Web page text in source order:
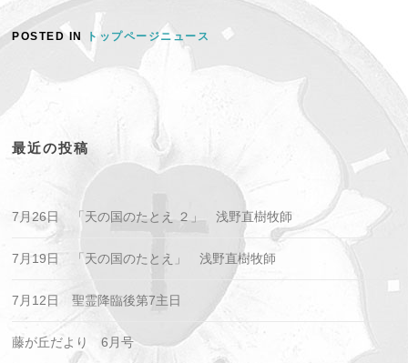
POSTED IN トップページニュース
最近の投稿
7月26日 「天の国のたとえ ２」 浅野直樹牧師
7月19日 「天の国のたとえ」 浅野直樹牧師
7月12日 聖霊降臨後第7主日
藤が丘だより 6月号